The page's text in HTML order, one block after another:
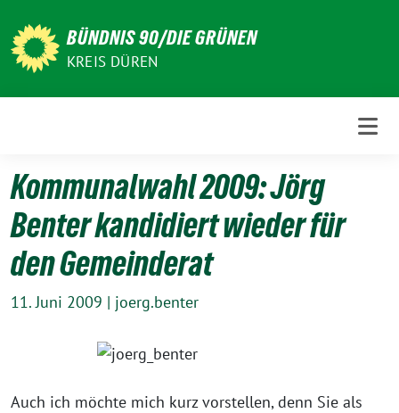
zum
Inhalt
BÜNDNIS 90/DIE GRÜNEN
KREIS DÜREN
Kommunalwahl 2009: Jörg
Benter kandidiert wieder für
den Gemeinderat
11. Juni 2009 | joerg.benter
Auch ich möchte mich kurz vorstellen, denn Sie als